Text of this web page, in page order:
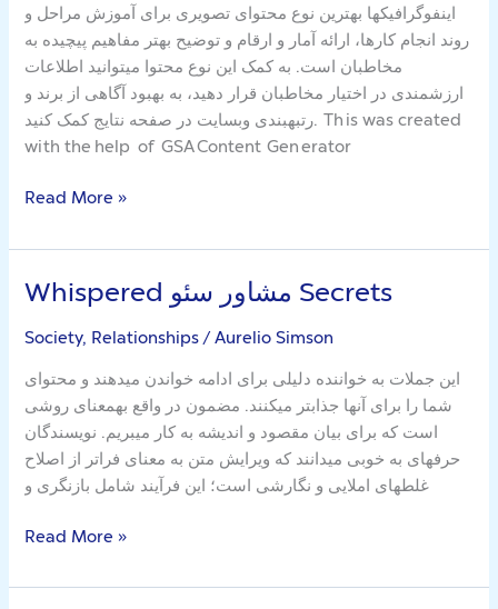
اینفوگرافیکها بهترین نوع محتوای تصویری برای آموزش مراحل و
روند انجام کارها، ارائه آمار و ارقام و توضیح بهتر مفاهیم پیچیده به
مخاطبان است. به کمک این نوع محتوا میتوانید اطلاعات
ارزشمندی در اختیار مخاطبان قرار دهید، به بهبود آگاهی از برند و
رتبهبندی وبسایت در صفحه نتایج کمک کنید. Th is was c re at ed
wi th t᠎he ​he​lp of G​SA Con te᠎nt Gen erat​or
تولید
محتوا
که
هیچکس
به
شما
گوید
Read More »
Whispered مشاور سئو Secrets
Society, Relationships/Aurelio Simson
این جملات به خواننده دلیلی برای ادامه خواندن میدهند و محتوای
شما را برای آنها جذابتر میکنند. مضمون در واقع بهمعنای روشی
است که برای بیان مقصود و اندیشه به کار میبریم. نویسندگان
حرفهای به خوبی میدانند که ویرایش متن به معنای فراتر از اصلاح
غلطهای املایی و نگارشی است؛ این فرآیند شامل بازنگری و
Whispered
سئو
Secrets
Read More »